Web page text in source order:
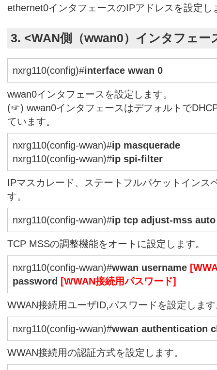
ethernet0インタフェースのIPアドレスを設定し
3. <WAN側（wwan0）インタフェー
nxrg110(config)#interface wwan 0
wwan0インタフェースを設定します。
(☞) wwan0インタフェースはデフォルトで
ています。
nxrg110(config-wwan)#ip masquerade
nxrg110(config-wwan)#ip spi-filter
IPマスカレード、ステートフルパケットインス
す。
nxrg110(config-wwan)#ip tcp adjust-mss auto
TCP MSSの調整機能をオートに設定します。
nxrg110(config-wwan)#wwan username
password [WWAN接続用パスワード]
WWAN接続用ユーザID,パスワードを設定しま
nxrg110(config-wwan)#wwan authentication
WWAN接続用の認証方式を設定します。